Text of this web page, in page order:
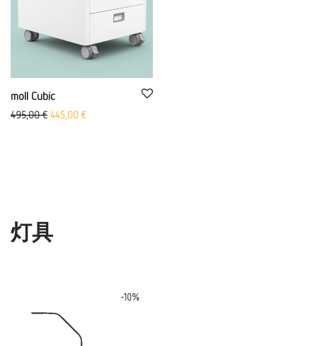
moll Cubic
495,00€ Ursprünglicher Preis war: 495,00 €
445,00 €Aktueller Preis ist: 445,00 €.
灯具
-10%